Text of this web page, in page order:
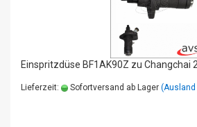
Einspritzdüse BF1AK90Z zu Changchai
Lieferzeit: Sofortversand ab Lager